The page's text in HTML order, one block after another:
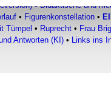
Präferenzen
Wir
•Didaktische und
• Figurenkonstellation •
Tümpel • Ruprecht • Frau
Antworten (KI) • Links ins